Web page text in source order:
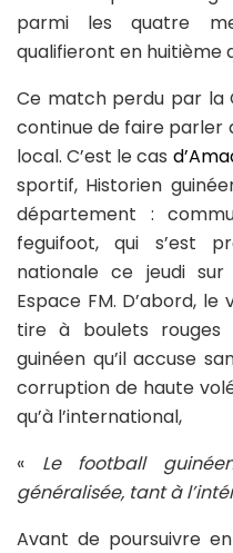
parmi les quatre
qualifieront en huitième
Ce match perdu par la
continue de faire parler
local. C’est le cas
sportif, Historien
département :
feguifoot, qui s’est
nationale ce jeudi
Espace FM. D’abord,
tire à boulets
guinéen qu’il accuse
corruption de haute
qu’à l’international,
« Le football
généralisée, tant à
Avant de poursuivre